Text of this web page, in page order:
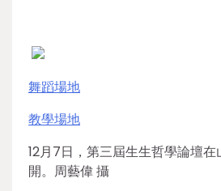
舞蹈場地
教學場地
12月7日，第三屆生生哲學論壇在
開。周藝偉 攝